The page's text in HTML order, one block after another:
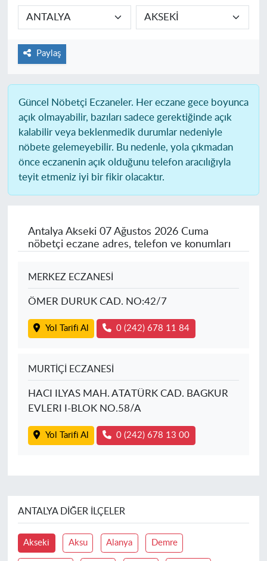
Paylaş
Güncel Nöbetçi Eczaneler. Her eczane gece boyunca
açık olmayabilir, bazıları sadece gerektiğinde açık
kalabilir veya beklenmedik durumlar nedeniyle
nöbete gelemeyebilir. Bu nedenle, yola çıkmadan
önce eczanenin açık olduğunu telefon aracılığıyla
teyit etmeniz iyi bir fikir olacaktır.
Antalya Akseki07 Ağustos 2026 Cuma
nöbetçi eczane adres, telefon ve konumları
MERKEZ ECZANESİ
ÖMER DURUK CAD. NO:42/7
Yol Tarifi Al 0 (242) 678 11 84
MURTİÇİ ECZANESİ
HACI ILYAS MAH. ATATÜRK CAD. BAGKUR
EVLERI I-BLOK NO.58/A
Yol Tarifi Al 0 (242) 678 13 00
ANTALYA DIĞER İLÇELER
Akseki Aksu Alanya Demre